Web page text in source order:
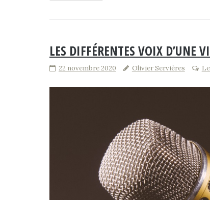
LES DIFFÉRENTES VOIX D’UNE
22 novembre 2020 Olivier Servières